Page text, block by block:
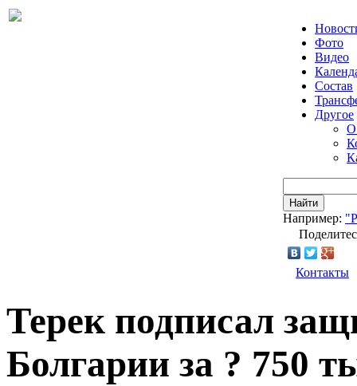
Фото
Видео
Состав
Другое
О
Найти
Например:
Контакты
Терек подписал
Болгарии за ? 750